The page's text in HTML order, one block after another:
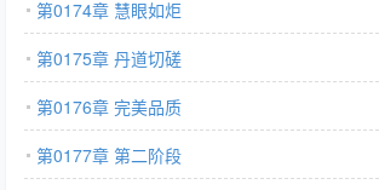
第0174章 慧眼如炬
第0175章 丹道切磋
第0176章 完美品质
第0177章 第二阶段